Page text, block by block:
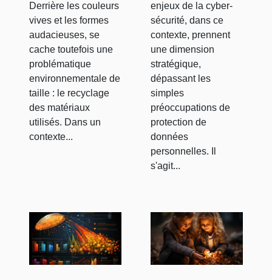
Derrière les couleurs
vives et les formes
audacieuses, se
cache toutefois une
problématique
environnementale de
taille : le recyclage
des matériaux
utilisés. Dans un
contexte...
enjeux de la cyber-
sécurité, dans ce
contexte, prennent
une dimension
stratégique,
dépassant les
simples
préoccupations de
protection de
données
personnelles. Il
s'agit...